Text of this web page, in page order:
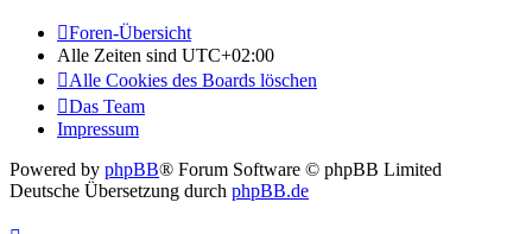
Foren-Übersicht
Alle Zeiten sind UTC+02:00
Alle Cookies des Boards löschen
Das Team
Impressum
Powered by phpBB® Forum Software © phpBB Limited
Deutsche Übersetzung durch phpBB.de